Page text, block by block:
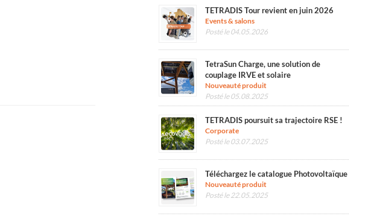
TETRADIS Tour revient en juin 2026
Events & salons
Posté le 04.05.2026
TetraSun Charge, une solution de
couplage IRVE et solaire
Nouveauté produit
Posté le 05.08.2025
TETRADIS poursuit sa trajectoire RSE !
Corporate
Posté le 03.07.2025
Téléchargez le catalogue Photovoltaïque
Nouveauté produit
Posté le 22.05.2025